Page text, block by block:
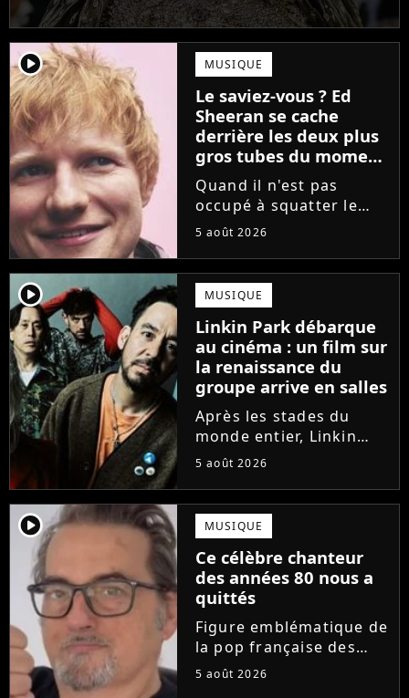
player2 MUSIQUE
Le saviez-vous ? Ed
Sheeran se cache
derrière les deux plus
gros tubes du moment
!
Quand il n'est pas
occupé à squatter le
sommet des charts avec
Ed Sheeran est quand
même au top. En effet,
la superstar anglaise de
la pop se cache derrière
deux...
5 août 2026
player2 MUSIQUE
Linkin Park débarque
au cinéma : un film sur
la renaissance du
groupe arrive en salles
Après les stades du
monde entier, Linkin
Park arrive dans les
documentaire sur le
groupe sortira à la
rentrée. Il évoquera le
grand retour de la
bande et la place...
5 août 2026
player2 MUSIQUE
Ce célèbre chanteur
des années 80 nous a
quittés
Figure emblématique de
la pop française des
années 80, ce chanteur
5 août 2026